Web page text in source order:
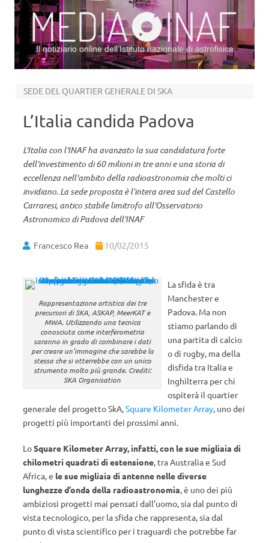
Il notiziario online dell’Istituto nazionale di astrofisica
SEDE DEL QUARTIER GENERALE DI SKA
L’Italia candida Padova
L'Italia con l'INAF ha avanzato la sua candidatura forte
dell'investimento di 60 milioni in tre anni e una storia di
eccellenza nell'ambito della radioastronomia che molti ci
invidiano. La sede proposta è l’intera area sud del Castello
Carraresi, antico stabile limitrofo all'Osservatorio
Astronomico di Padova dell'INAF
Francesco Rea 10/02/2015
Rappresentazione artistica dei tre
precursori di SKA, ASKAP, MeerKAT e
MWA. Utilizzando una tecnica
conosciuta come interferometria
saranno in grado di combinare i dati
per creare un’immagine che sarebbe la
stessa che si otterrebbe con un unico
strumento molto più grande. Crediti:
SKA Organisation
La sfida è tra
Manchester e
Padova. Ma non
stiamo parlando di
una partita di calcio
o di rugby, ma della
disfida tra Italia e
Inghilterra per chi
ospiterà il quartier
generale del progetto SkA,Square Kilometer Array, uno dei
progetti più importanti dei prossimi anni.
LoSquare Kilometer Array, infatti, con le sue migliaia di
chilometri quadrati di estensione, tra Australia e Sud
Africa, e le sue migliaia di antenne nelle diverse
lunghezze d’onda della radioastronomia, è uno dei più
ambiziosi progetti mai pensati dall’uomo, sia dal punto di
vista tecnologico, per la sfida che rappresenta, sia dal
punto di vista scientifico per i traguardi che potrebbe far